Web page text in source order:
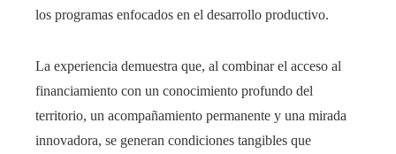
los programas enfocados en el desarrollo productivo.
La experiencia demuestra que, al combinar el acceso al
financiamiento con un conocimiento profundo del
territorio, un acompañamiento permanente y una mirada
innovadora, se generan condiciones tangibles que